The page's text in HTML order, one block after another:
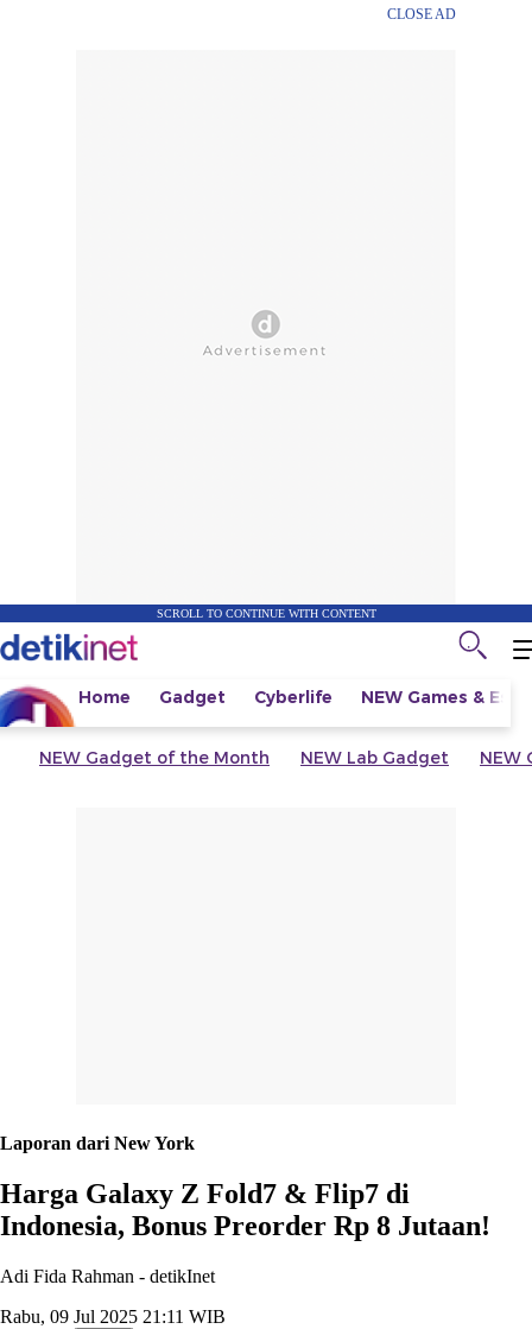
CLOSE AD
SCROLL TO CONTINUE WITH CONTENT
Home Gadget Cyberlife NEW Games &
NEW Gadget of the Month NEW Lab Gadget NEW
Laporan dari New York
Harga Galaxy Z Fold7 & Flip7 di
Indonesia, Bonus Preorder Rp 8 Jutaan!
Adi Fida Rahman - detikInet
Rabu, 09 Jul 2025 21:11 WIB